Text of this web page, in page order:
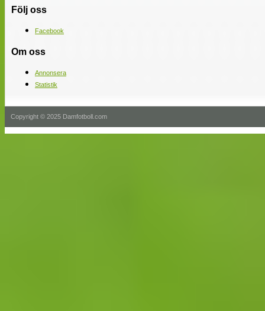
Följ oss
Facebook
Om oss
Annonsera
Statistik
Copyright © 2025 Damfotboll.com